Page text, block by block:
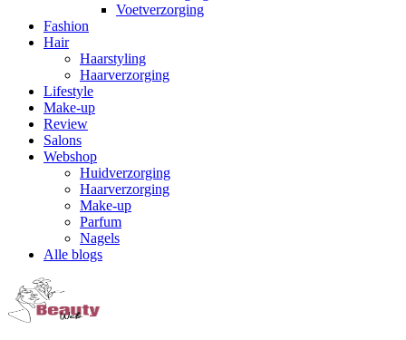
Voetverzorging
Fashion
Hair
Haarstyling
Haarverzorging
Lifestyle
Make-up
Review
Salons
Webshop
Huidverzorging
Haarverzorging
Make-up
Parfum
Nagels
Alle blogs